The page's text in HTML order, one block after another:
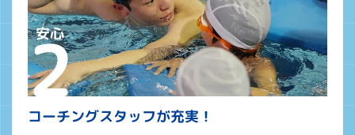
コーチングスタッフが充実！